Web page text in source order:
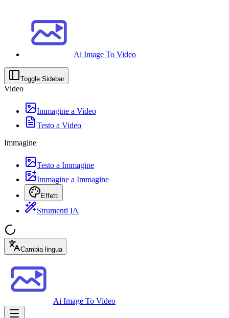
Ai Image To Video
Toggle Sidebar
Video
Immagine a Video
Testo a Video
Immagine
Testo a Immagine
Immagine a Immagine
Effetti
Strumenti IA
Cambia lingua
Ai Image To Video